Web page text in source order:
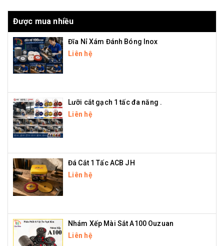
Được mua nhiều
Đĩa Nỉ Xám Đánh Bóng Inox
Liên hệ
Lưỡi cắt gạch 1 tấc đa năng .
Liên hệ
Đá Cắt 1 Tấc ACB JH
Liên hệ
Nhám Xếp Mài Sắt A100 Ouzuan
Liên hệ